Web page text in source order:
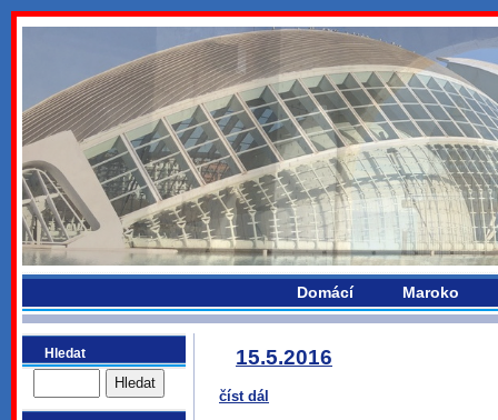
bydlikemevropou.com
Domácí Maroko
Hledat 15.5.2016
číst dál